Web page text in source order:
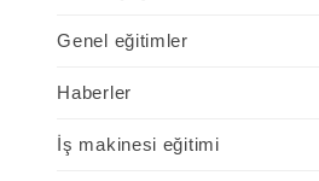
Genel eğitimler
Haberler
İş makinesi eğitimi